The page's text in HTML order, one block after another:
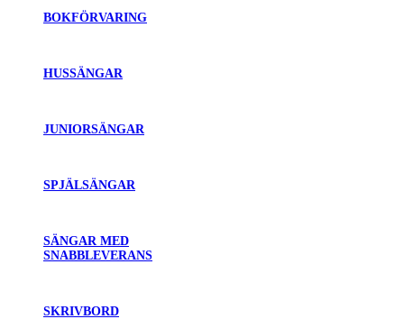
BOKFÖRVARING
HUSSÄNGAR
JUNIORSÄNGAR
SPJÄLSÄNGAR
SÄNGAR MED
SNABBLEVERANS
SKRIVBORD